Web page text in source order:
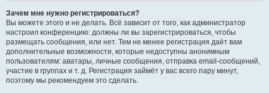
Зачем мне нужно регистрироваться?
Вы можете этого и не делать. Всё зависит от того, как администратор
настроил конференцию: должны ли вы зарегистрироваться, чтобы
размещать сообщения, или нет. Тем не менее регистрация даёт вам
дополнительные возможности, которые недоступны анонимным
пользователям: аватары, личные сообщения, отправка email-сообщений,
участие в группах и т. д. Регистрация займёт у вас всего пару минут,
поэтому мы рекомендуем это сделать.